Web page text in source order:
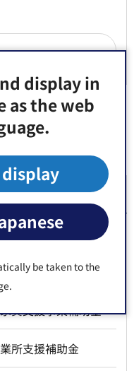
display in
as the web
be taken to the
職員就業促進事
賃支援事業補助金
所支援補助金